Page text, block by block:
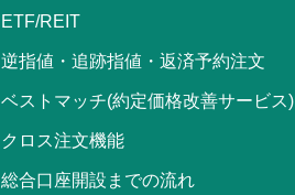
ETF/REIT
逆指値・追跡指値・返済予約注文
ベストマッチ(約定価格改善サービス)
クロス注文機能
総合口座開設までの流れ